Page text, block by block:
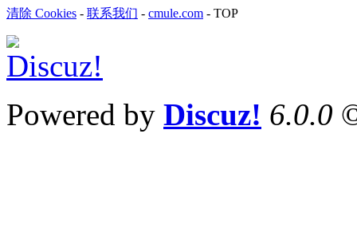
清除 Cookies - 联系我们 - cmule.com - TOP
Powered by Discuz! 6.0.0